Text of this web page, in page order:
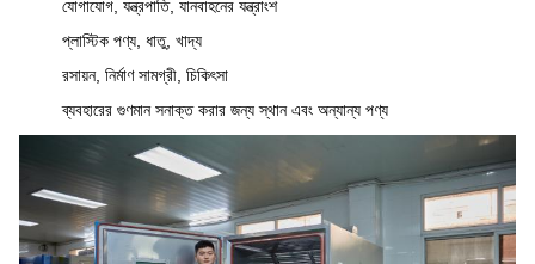
যোগাযোগ, যন্ত্রপাতি, যানবাহনের যন্ত্রাংশ
প্লাস্টিক পণ্য, ধাতু, খাদ্য
রসায়ন, নির্মাণ সামগ্রী, চিকিৎসা
ব্যবহারের গুণমান সনাক্ত করার জন্য স্থান এবং অন্যান্য পণ্য